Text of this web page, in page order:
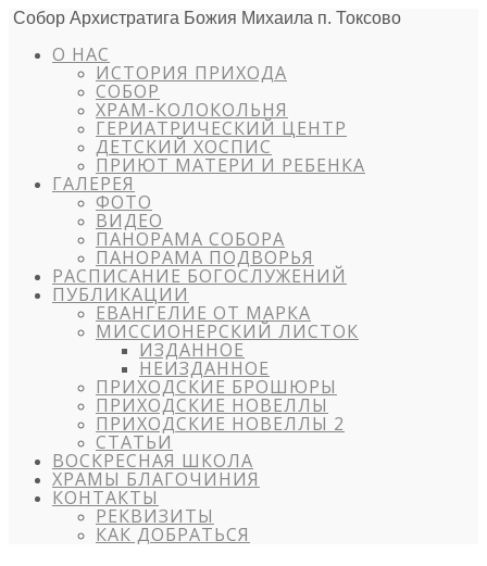
Собор Архистратига Божия Михаила п. Токсово
О НАС
ИСТОРИЯ ПРИХОДА
СОБОР
ХРАМ-КОЛОКОЛЬНЯ
ГЕРИАТРИЧЕСКИЙ ЦЕНТР
ДЕТСКИЙ ХОСПИС
ПРИЮТ МАТЕРИ И РЕБЕНКА
ГАЛЕРЕЯ
ФОТО
ВИДЕО
ПАНОРАМА СОБОРА
ПАНОРАМА ПОДВОРЬЯ
РАСПИСАНИЕ БОГОСЛУЖЕНИЙ
ПУБЛИКАЦИИ
ЕВАНГЕЛИЕ ОТ МАРКА
МИССИОНЕРСКИЙ ЛИСТОК
ИЗДАННОЕ
НЕИЗДАННОЕ
ПРИХОДСКИЕ БРОШЮРЫ
ПРИХОДСКИЕ НОВЕЛЛЫ
ПРИХОДСКИЕ НОВЕЛЛЫ 2
СТАТЬИ
ВОСКРЕСНАЯ ШКОЛА
ХРАМЫ БЛАГОЧИНИЯ
КОНТАКТЫ
РЕКВИЗИТЫ
КАК ДОБРАТЬСЯ